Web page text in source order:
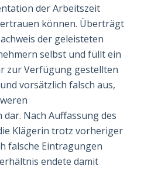
der Arbeitszeit
können. Überträgt
der geleisteten
selbst und füllt ein
zur Verfügung gestellten
vorsätzlich falsch aus,
Nach Auffassung des
Klägerin trotz vorheriger
falsche Eintragungen
endete damit